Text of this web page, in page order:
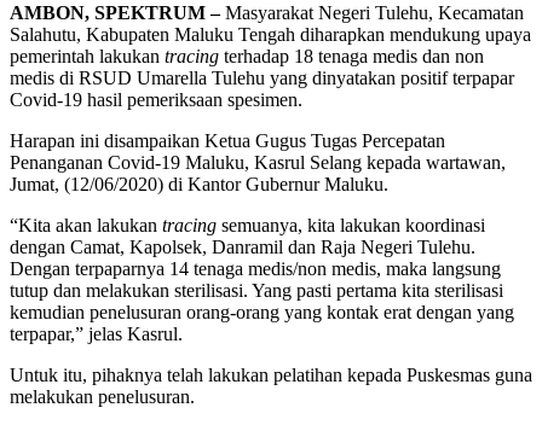
AMBON, SPEKTRUM –Masyarakat Negeri Tulehu, Kecamatan
Salahutu, Kabupaten Maluku Tengah diharapkan mendukung upaya
pemerintah lakukan tracing terhadap 18 tenaga medis dan non
medis di RSUD Umarella Tulehu yang dinyatakan positif terpapar
Covid-19 hasil pemeriksaan spesimen.
Harapan ini disampaikan Ketua Gugus Tugas Percepatan
Penanganan Covid-19 Maluku, Kasrul Selang kepada wartawan,
Jumat, (12/06/2020) di Kantor Gubernur Maluku.
“Kita akan lakukan tracing semuanya, kita lakukan koordinasi
dengan Camat, Kapolsek, Danramil dan Raja Negeri Tulehu.
Dengan terpaparnya 14 tenaga medis/non medis, maka langsung
tutup dan melakukan sterilisasi. Yang pasti pertama kita sterilisasi
kemudian penelusuran orang-orang yang kontak erat dengan yang
terpapar,” jelas Kasrul.
Untuk itu, pihaknya telah lakukan pelatihan kepada Puskesmas guna
melakukan penelusuran.